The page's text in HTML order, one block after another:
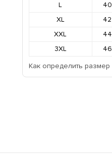
L
40
XL
42
XXL
44
3XL
46
Как определить размер